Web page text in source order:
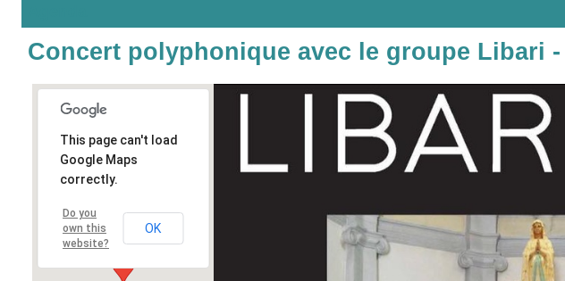
Concert polyphonique avec le groupe Libari
This page can't load
Google Maps
correctly.
Do you
own this
website?
OK